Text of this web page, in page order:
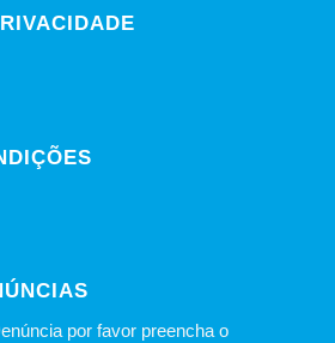
por favor preencha o